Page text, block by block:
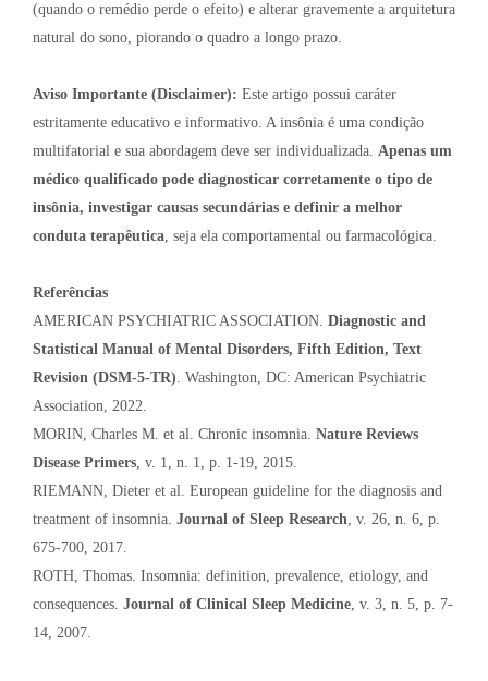
(quando o remédio perde o efeito) e alterar gravemente a arquitetura
natural do sono, piorando o quadro a longo prazo.
Aviso Importante (Disclaimer): Este artigo possui caráter
estritamente educativo e informativo. A insônia é uma condição
multifatorial e sua abordagem deve ser individualizada. Apenas um
médico qualificado pode diagnosticar corretamente o tipo de
insônia, investigar causas secundárias e definir a melhor
conduta terapêutica, seja ela comportamental ou farmacológica.
Referências
AMERICAN PSYCHIATRIC ASSOCIATION. Diagnostic and
Statistical Manual of Mental Disorders, Fifth Edition, Text
Revision (DSM-5-TR). Washington, DC: American Psychiatric
Association, 2022.
MORIN, Charles M. et al. Chronic insomnia. Nature Reviews
Disease Primers, v. 1, n. 1, p. 1-19, 2015.
RIEMANN, Dieter et al. European guideline for the diagnosis and
treatment of insomnia. Journal of Sleep Research, v. 26, n. 6, p.
675-700, 2017.
ROTH, Thomas. Insomnia: definition, prevalence, etiology, and
consequences. Journal of Clinical Sleep Medicine, v. 3, n. 5, p. 7-
14, 2007.